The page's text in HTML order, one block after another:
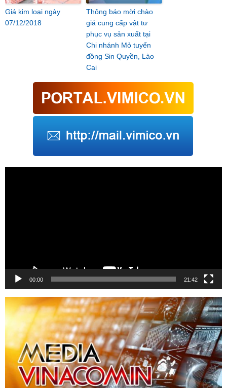
Giá kim loại ngày
07/12/2018
Thông báo mời chào
giá cung cấp vật tư
phục vụ sản xuất tại
Chi nhánh Mỏ tuyển
đồng Sin Quyền, Lào
Cai
00:00 21:42